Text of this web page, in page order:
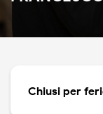
Chiusi per